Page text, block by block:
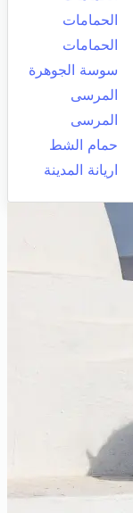
الحمامات
الحمامات
سوسة الجوهرة
المرسى
المرسى
حمام الشط
اريانة المدينة